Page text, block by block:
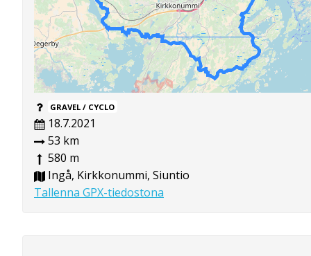
GRAVEL / CYCLO
18.7.2021
53 km
580 m
Ingå, Kirkkonummi, Siuntio
Tallenna GPX-tiedostona